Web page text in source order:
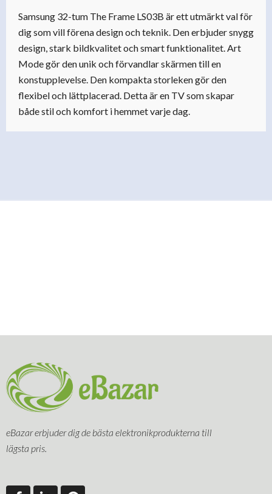
Samsung 32-tum The Frame LS03B är ett utmärkt val för
dig som vill förena design och teknik. Den erbjuder snygg
design, stark bildkvalitet och smart funktionalitet. Art
Mode gör den unik och förvandlar skärmen till en
konstupplevelse. Den kompakta storleken gör den
flexibel och lättplacerad. Detta är en TV som skapar
både stil och komfort i hemmet varje dag.
eBazar erbjuder dig de bästa elektronikprodukterna till
lägsta pris.
F
L
P